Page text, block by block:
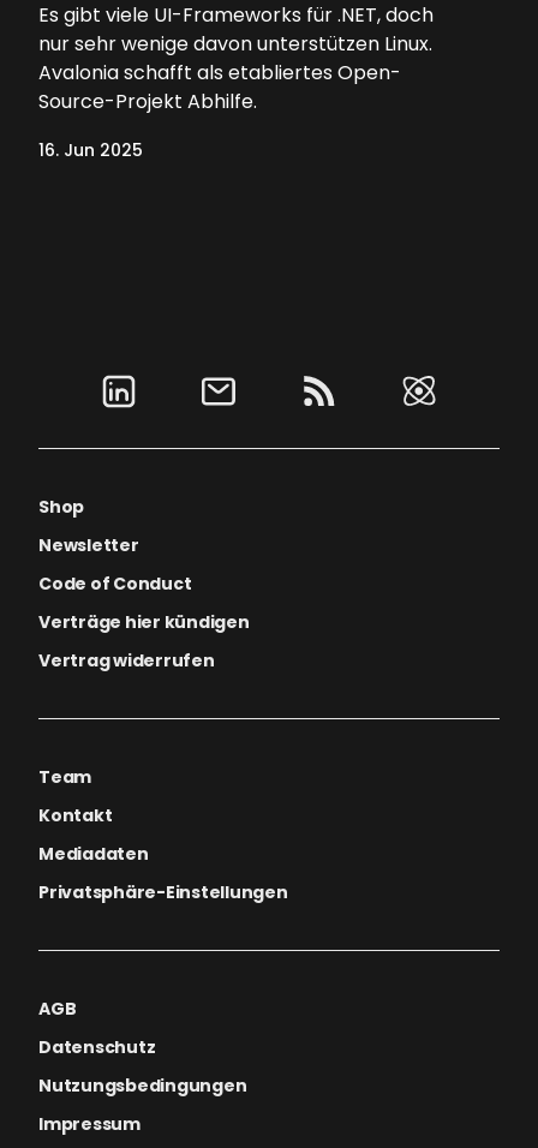
Es gibt viele UI-Frameworks für .NET, doch
nur sehr wenige davon unterstützen Linux.
Avalonia schafft als etabliertes Open-
Source-Projekt Abhilfe.
16. Jun 2025
Shop
Newsletter
Code of Conduct
Verträge hier kündigen
Vertrag widerrufen
Team
Kontakt
Mediadaten
Privatsphäre-Einstellungen
AGB
Datenschutz
Nutzungsbedingungen
Impressum